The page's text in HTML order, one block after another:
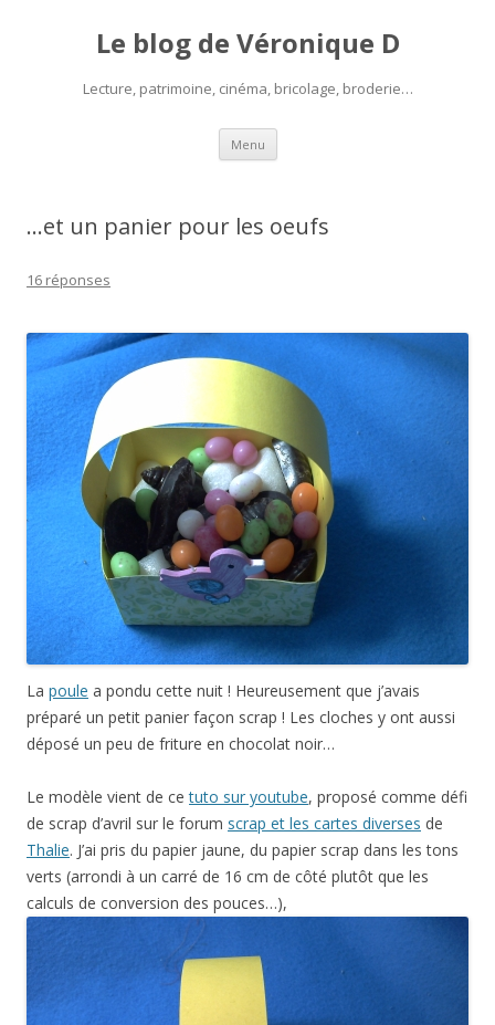
Le blog de Véronique D
Lecture, patrimoine, cinéma, bricolage, broderie…
Menu Aller
contenu
…et un panier pour les oeufs
16 réponses
La poule a pondu cette nuit ! Heureusement que j’avais
préparé un petit panier façon scrap ! Les cloches y ont aussi
déposé un peu de friture en chocolat noir…
Le modèle vient de cetuto sur youtube, proposé comme défi
de scrap d’avril sur le forum scrap et les cartes diverses de
Thalie. J’ai pris du papier jaune, du papier scrap dans les tons
verts (arrondi à un carré de 16 cm de côté plutôt que les
calculs de conversion des pouces…),